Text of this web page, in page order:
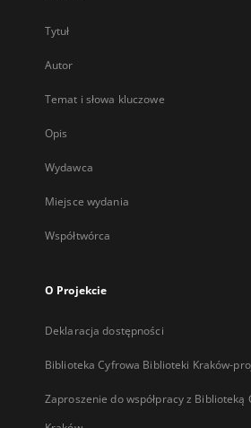
Tytuł
Autor
Temat i słowa kluczowe
Opis
Wydawca
Miejsce wydania
Współtwórca
O Projekcie
Deklaracja dostępności
Biblioteka Cyfrowa Biblioteki Kraków-
Zaproszenie do współpracy z Biblioteką